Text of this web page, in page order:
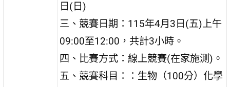
日(日)
三、競賽日期：115年4月3日(五)上午
09:00至12:00，共計3小時。
四、比賽方式：線上競賽(在家施測)。
五、競賽科目：：生物（100分）化學